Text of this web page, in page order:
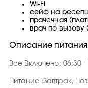
Wi-Fi
сейф на
прачечная
врач по вызову
Описание питания
Все Включено: 06:30 -
Питание :Завтрак,